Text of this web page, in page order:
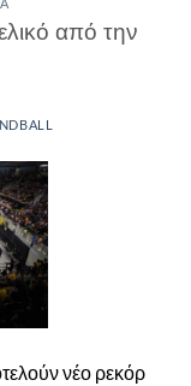
από την
νέο ρεκόρ